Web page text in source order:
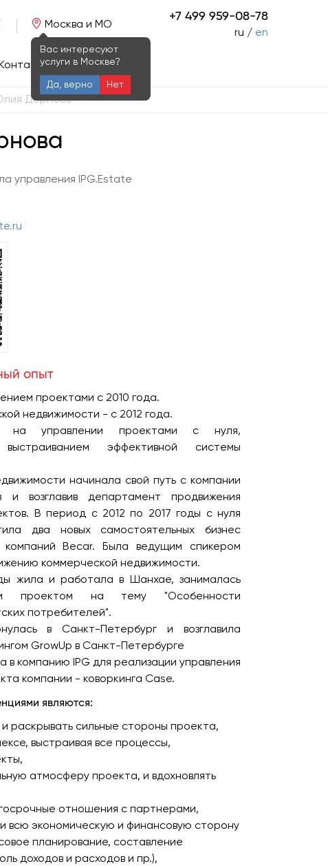
Москва и МО
Вас интересуют
услуги в Москве?
Да, верно Нет
+7 499 959-08-78
ru / en
Контакты
Дернова
управления IPG.Estate
опыт
проектами с 2010 года.
недвижимости - с 2012 года.
на управлении проектами с нуля,
эффективной системы
начинала свой путь с компании
и возглавив департамент продвижения
В период с 2012 по 2017 годы с нуля
два новых самостоятельных бизнес
компанийBecar. Была ведущим спикером
коммерческой недвижимости.
жила и работала в Шанхае, занималась
проектом на тему "Особенности
потребителей".
в Санкт-Петербург и возглавила
GrowUp в Санкт-Петербурге
в компанию IPG для реализации управления
компании - коворкинга Case.
являются:
раскрывать сильные стороны проекта,
выстраивая все процессы,
атмосферу проекта, и вдохновлять
отношения с партнерами,
всю экономическую и финансовую сторону
планирование, составление
доходов и расходов и пр.),